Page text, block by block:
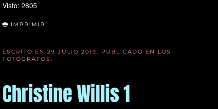
Visto: 2805
IMPRIMIR
ESCRITO EN 29 JULIO 2019 . PUBLICADO EN LOS
FOTÓGRAFOS.
Christine Willis 1